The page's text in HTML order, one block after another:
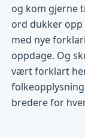
og kom gjerne
ord dukker opp
med nye
oppdage. Og
vært forklart
bredere for